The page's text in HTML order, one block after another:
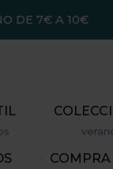
DE 7€ A 10€